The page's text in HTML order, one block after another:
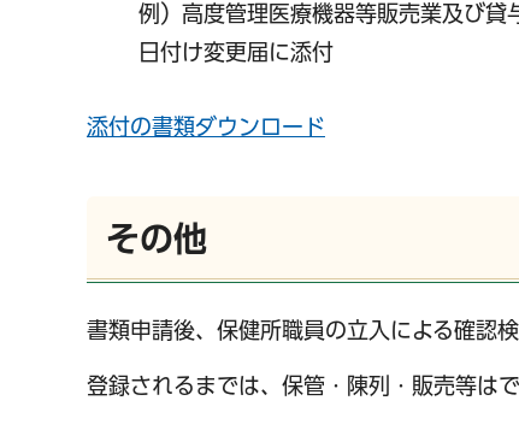
例）高度管理医療機器等販売業及
日付け変更届に添付
添付の書類ダウンロード
その他
書類申請後、保健所職員の立入による確認
登録されるまでは、保管・陳列・販売等はで